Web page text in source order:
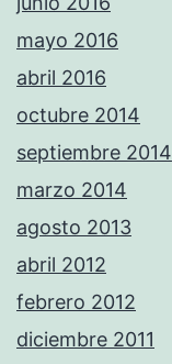
mayo 2016
abril 2016
octubre 2014
septiembre 2014
marzo 2014
agosto 2013
abril 2012
febrero 2012
diciembre 2011